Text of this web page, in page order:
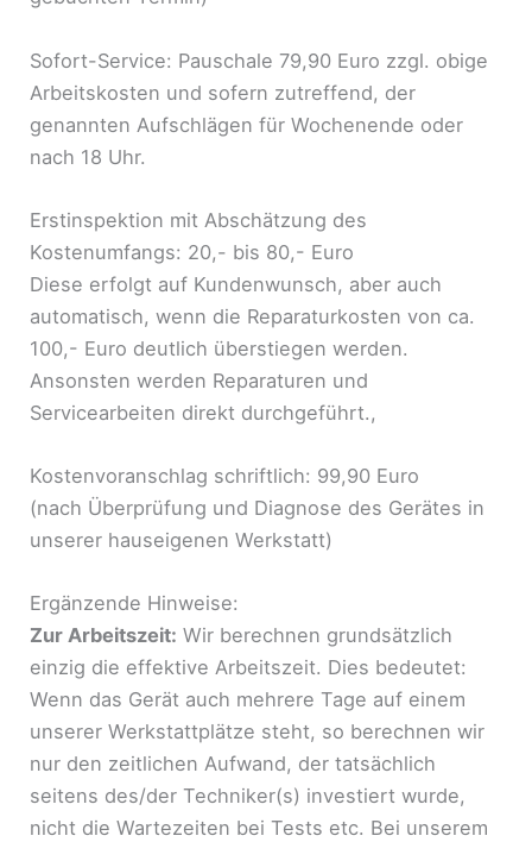
Sofort-Service: Pauschale 79,90 Euro zzgl. obige
Arbeitskosten und sofern zutreffend, der
genannten Aufschlägen für Wochenende oder
nach 18 Uhr.
Erstinspektion mit Abschätzung des
Kostenumfangs: 20,- bis 80,- Euro
Diese erfolgt auf Kundenwunsch, aber auch
automatisch, wenn die Reparaturkosten von ca.
100,- Euro deutlich überstiegen werden.
Ansonsten werden Reparaturen und
Servicearbeiten direkt durchgeführt.,
Kostenvoranschlag schriftlich: 99,90 Euro
(nach Überprüfung und Diagnose des Gerätes in
unserer hauseigenen Werkstatt)
Ergänzende Hinweise:
Zur Arbeitszeit: Wir berechnen grundsätzlich
einzig die effektive Arbeitszeit. Dies bedeutet:
Wenn das Gerät auch mehrere Tage auf einem
unserer Werkstattplätze steht, so berechnen wir
nur den zeitlichen Aufwand, der tatsächlich
seitens des/der Techniker(s) investiert wurde,
nicht die Wartezeiten bei Tests etc. Bei unserem